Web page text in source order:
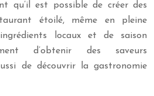
qu’il est possible de créer des
étoilé, même en pleine
locaux et de saison
d’obtenir des saveurs
de découvrir la gastronomie